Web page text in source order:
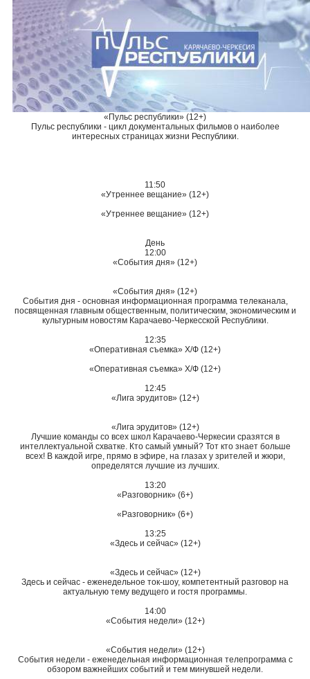
«Пульс республики» (12+)
Пульс республики - цикл документальных фильмов о наиболее
интересных страницах жизни Республики.
11:50
«Утреннее вещание» (12+)
«Утреннее вещание» (12+)
День
12:00
«События дня» (12+)
«События дня» (12+)
События дня - основная информационная программа телеканала,
посвященная главным общественным, политическим, экономическим и
культурным новостям Карачаево-Черкесской Республики.
12:35
«Оперативная съемка» Х/Ф (12+)
«Оперативная съемка» Х/Ф (12+)
12:45
«Лига эрудитов» (12+)
«Лига эрудитов» (12+)
Лучшие команды со всех школ Карачаево-Черкесии сразятся в
интеллектуальной схватке. Кто самый умный? Тот кто знает больше
всех! В каждой игре, прямо в эфире, на глазах у зрителей и жюри,
определятся лучшие из лучших.
13:20
«Разговорник» (6+)
«Разговорник» (6+)
13:25
«Здесь и сейчас» (12+)
«Здесь и сейчас» (12+)
Здесь и сейчас - еженедельное ток-шоу, компетентный разговор на
актуальную тему ведущего и гостя программы.
14:00
«События недели» (12+)
«События недели» (12+)
События недели - еженедельная информационная телепрограмма с
обзором важнейших событий и тем минувшей недели.